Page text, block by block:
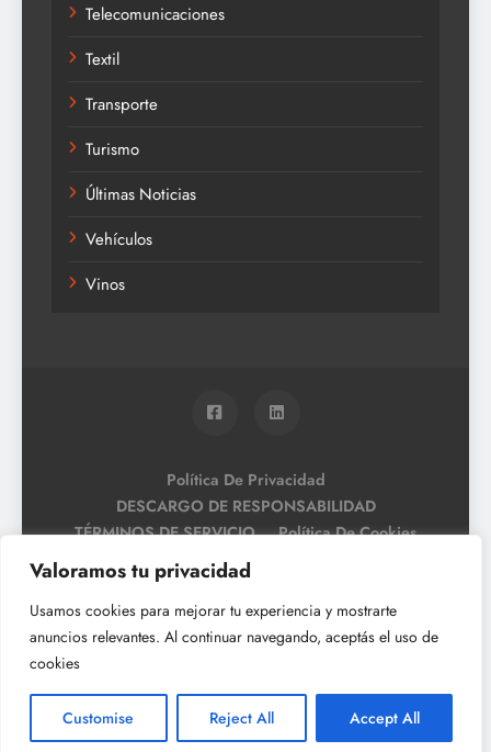
Valoramos tu privacidad
Usamos cookies para mejorar tu experiencia y mostrarte
anuncios relevantes. Al continuar navegando, aceptás el uso de
cookies
Customise Reject All Accept All
Telecomunicaciones
Textil
Transporte
Turismo
Últimas Noticias
Vehículos
Vinos
Política De Privacidad
DESCARGO DE RESPONSABILIDAD
TÉRMINOS DE SERVICIO
Política De Cookies